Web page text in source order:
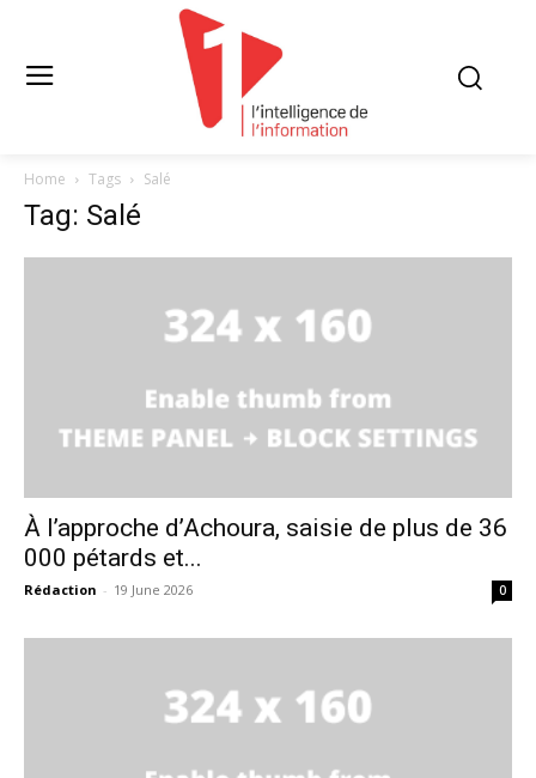
Home Tags Salé
Tag: Salé
À l’approche d’Achoura, saisie de plus de 36
000 pétards et...
Rédaction - 19 June 2026 0